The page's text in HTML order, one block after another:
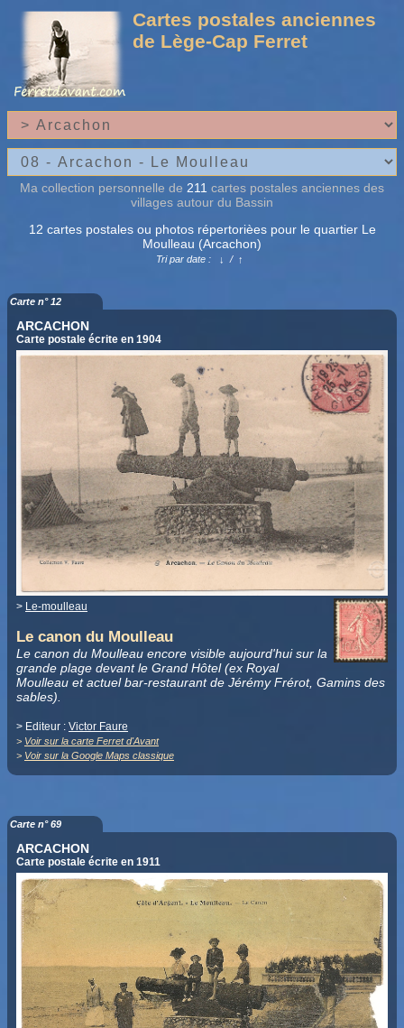
Cartes postales anciennes
de Lège-Cap Ferret
Ma collection personnelle de 211 cartes postales anciennes des
villages autour du Bassin
12 cartes postales ou photos répertorièes pour le quartier Le
Moulleau (Arcachon)
Tri par date : ↓ /↑
Carte n° 12
ARCACHON
Carte postale écrite en 1904
> Le-moulleau
Le canon du Moulleau
Le canon du Moulleau encore visible aujourd'hui sur la
grande plage devant le Grand Hôtel (ex Royal
Moulleau et actuel bar-restaurant de Jérémy Frérot, Gamins des
sables).
> Editeur : Victor Faure
> Voir sur la carte Ferret d'Avant
> Voir sur la Google Maps classique
Carte n° 69
ARCACHON
Carte postale écrite en 1911